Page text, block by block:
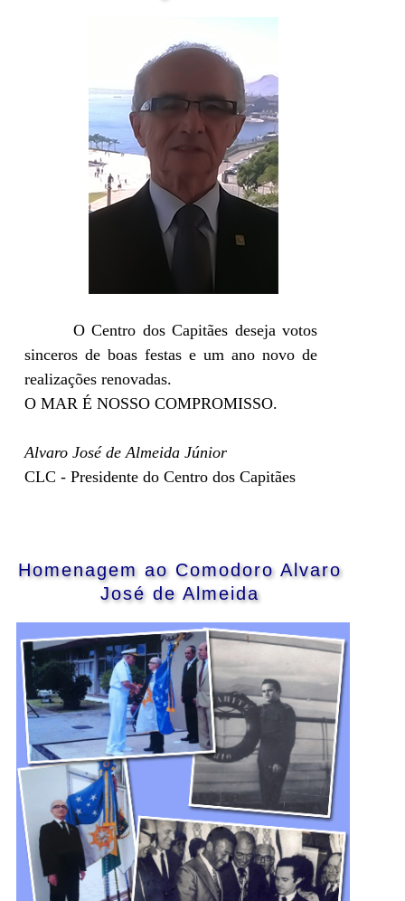
O Centro dos Capitães deseja votos
sinceros de boas festas e um ano novo de
realizações renovadas.
O MAR É NOSSO COMPROMISSO.
Alvaro José de Almeida Júnior
CLC - Presidente do Centro dos Capitães
Homenagem ao Comodoro Alvaro
José de Almeida